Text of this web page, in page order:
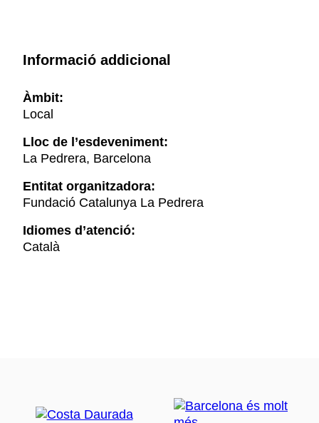
Informació addicional
Àmbit:
Local
Lloc de l’esdeveniment:
La Pedrera, Barcelona
Entitat organitzadora:
Fundació Catalunya La Pedrera
Idiomes d’atenció:
Català